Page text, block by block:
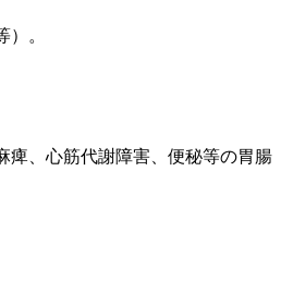
。
痺、心筋代謝障害、便秘等の胃腸